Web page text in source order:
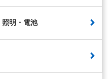
照明・電池